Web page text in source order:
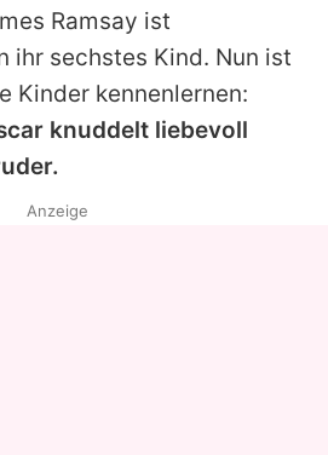
Ramsay ist
ihr sechstes Kind. Nun ist
Kinder kennenlernen:
knuddelt liebevoll
Anzeige